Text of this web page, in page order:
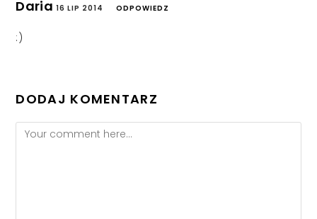
Daria 16 LIP 2014 ODPOWIEDZ
:)
DODAJ KOMENTARZ
Comment